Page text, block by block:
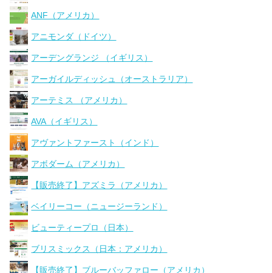
ANF（アメリカ）
アニモンダ（ドイツ）
アーデングランジ （イギリス）
アーガイルディッシュ（オーストラリア）
アーテミス （アメリカ）
AVA（イギリス）
アヴァントファースト（インド）
アボダーム（アメリカ）
【販売終了】アズミラ（アメリカ）
ベイリーコー（ニュージーランド）
ビューティープロ（日本）
ブリスミックス（日本：アメリカ）
【販売終了】ブルーバッファロー（アメリカ）